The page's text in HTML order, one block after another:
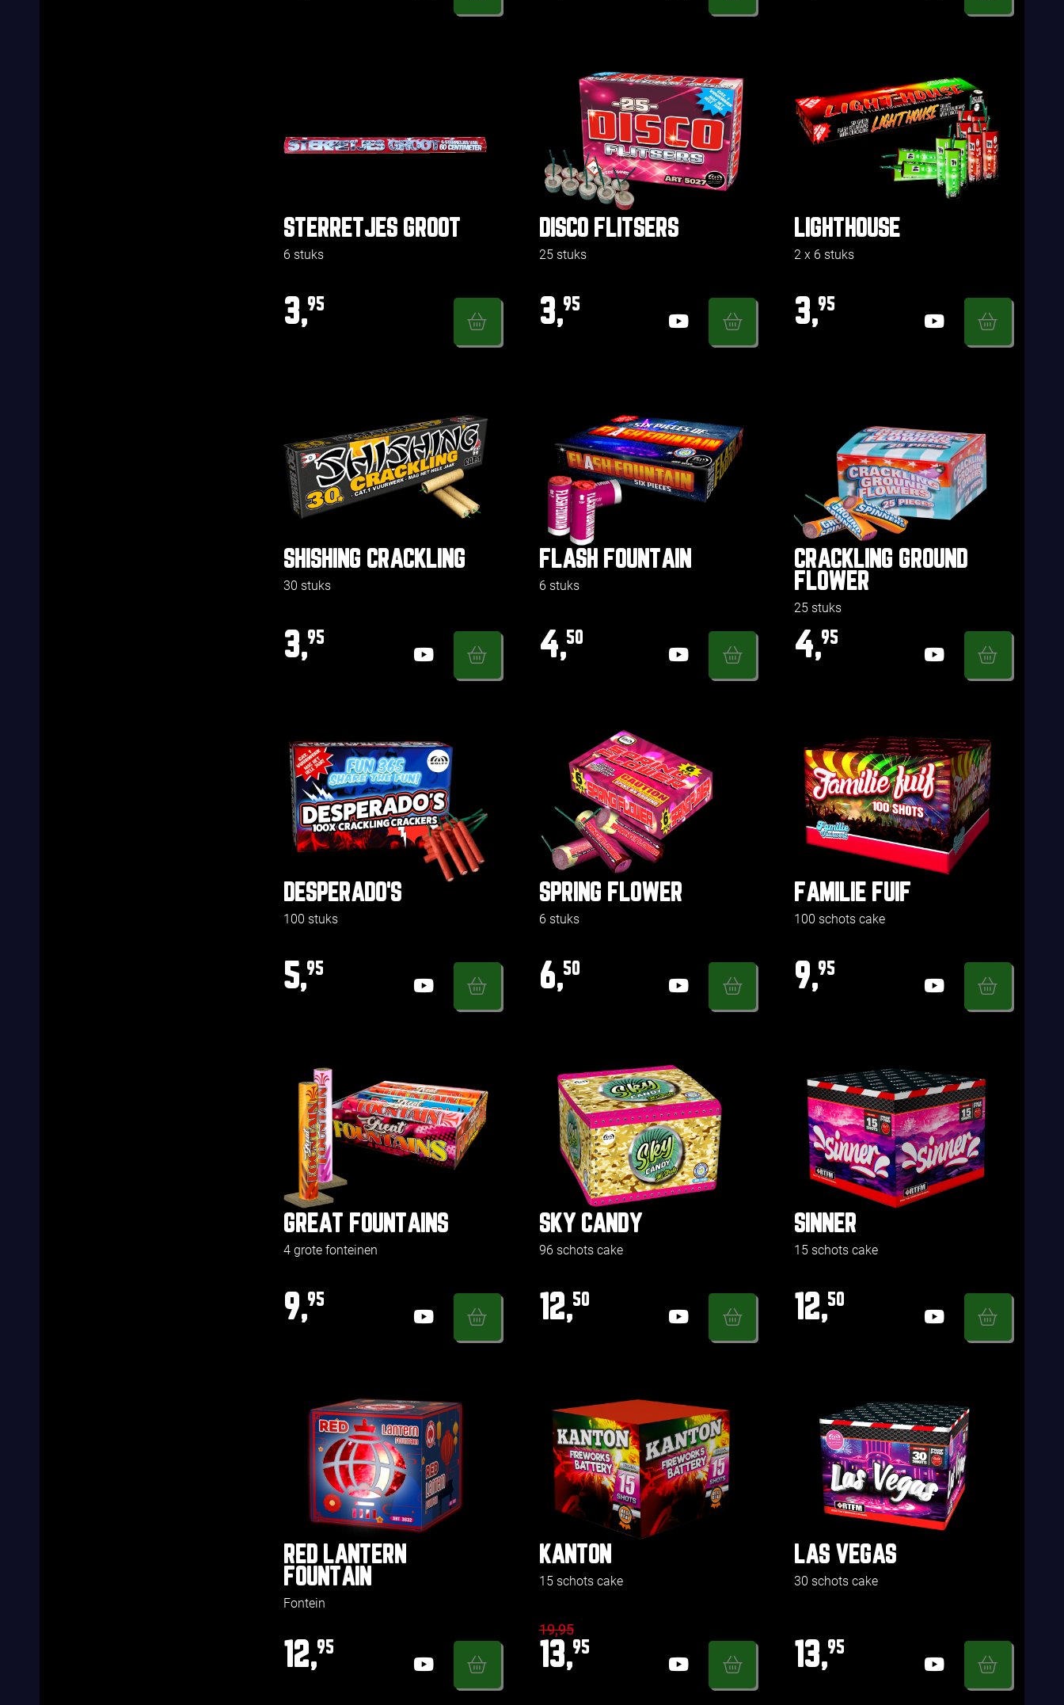
STERRETJES GROOT
6 stuks
3,95
DISCO FLITSERS
25 stuks
3,95
LIGHTHOUSE
2 x 6 stuks
3,95
SHISHING CRACKLING
30 stuks
3,95
FLASH FOUNTAIN
6 stuks
4,50
CRACKLING GROUND
FLOWER
25 stuks
4,95
DESPERADO'S
100 stuks
5,95
SPRING FLOWER
6 stuks
6,50
FAMILIE FUIF
100 schots cake
9,95
GREAT FOUNTAINS
4 grote fonteinen
9,95
SKY CANDY
96 schots cake
12,50
SINNER
15 schots cake
12,50
RED LANTERN
FOUNTAIN
Fontein
12,95
KANTON
15 schots cake
19,95
13,95
LAS VEGAS
30 schots cake
13,95